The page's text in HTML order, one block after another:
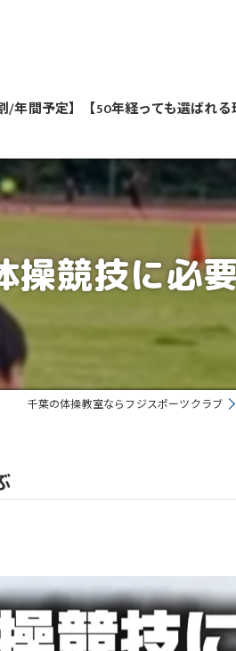
/年間予定】 【50年経っても選ばれる
私たちが教えます
操競技に必
千葉の体操教室ならフジスポーツクラブ